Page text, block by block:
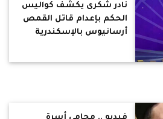
نادر شكرى يكشف كواليس
الحكم بإعدام قاتل القمص
أرسانيوس بالإسكندرية
فيديو .. محامي أسرة